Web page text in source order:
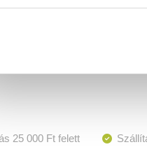
25 000 Ft felett